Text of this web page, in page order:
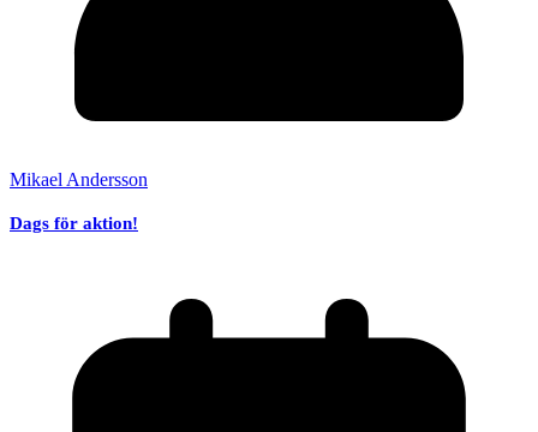
Mikael Andersson
Dags för aktion!